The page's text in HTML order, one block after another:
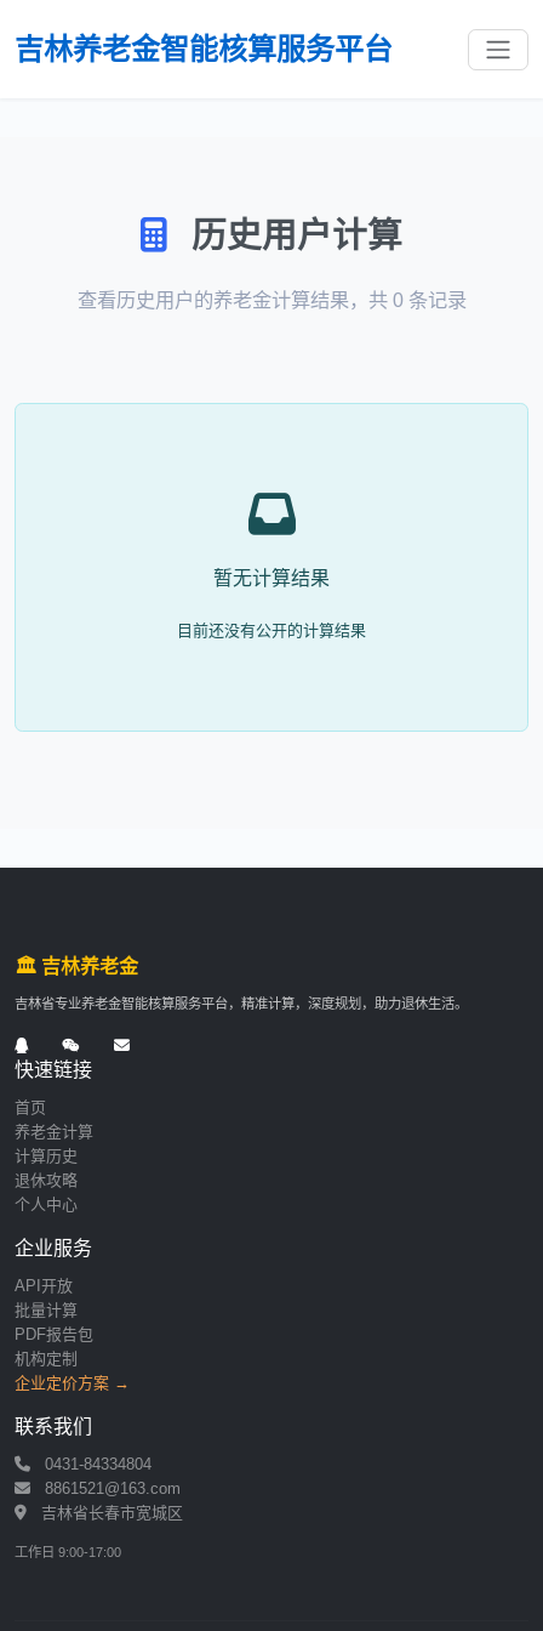
吉林养老金智能核算服务平台
历史用户计算
查看历史用户的养老金计算结果，共 0条记录
暂无计算结果
目前还没有公开的计算结果
🏛️ 吉林养老金
吉林省专业养老金智能核算服务平台，精准计算，深度规划，助力退休生活。
快速链接
首页
养老金计算
计算历史
退休攻略
个人中心
企业服务
API开放
批量计算
PDF报告包
机构定制
企业定价方案 →
联系我们
0431-84334804
8861521@163.com
吉林省长春市宽城区
工作日 9:00-17:00